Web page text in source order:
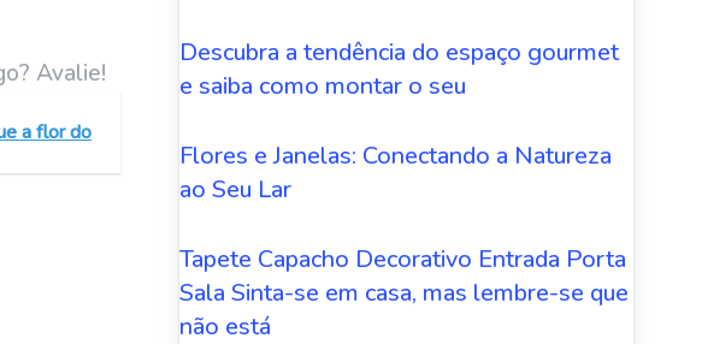
Avalie!
a flor do
Descubra a tendência do espaço gourmet
e saiba como montar o seu
Flores e Janelas: Conectando a Natureza
ao Seu Lar
Tapete Capacho Decorativo Entrada Porta
Sala Sinta-se em casa, mas lembre-se que
não está